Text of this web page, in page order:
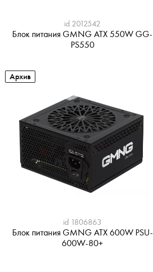
id 2012542
Блок питания GMNG ATX 550W GG-
PS550
Архив
id 1806863
Блок питания GMNG ATX 600W PSU-
600W-80+